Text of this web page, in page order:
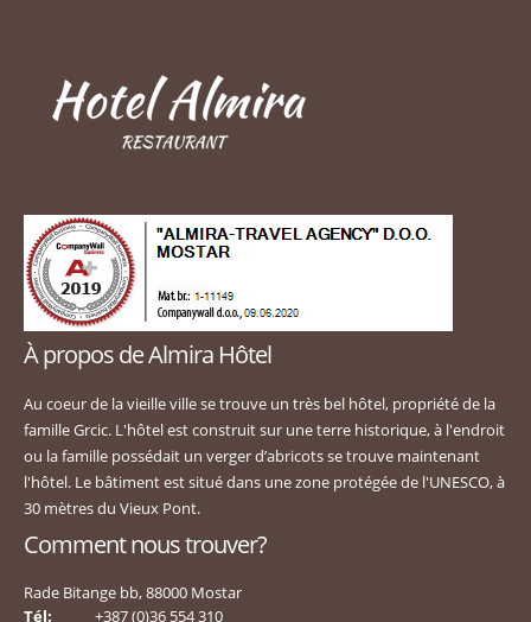
À propos de Almira Hôtel
Au coeur de la vieille ville se trouve un très bel hôtel, propriété de la
famille Grcic. L'hôtel est construit sur une terre historique, à l'endroit
ou la famille possédait un verger d’abricots se trouve maintenant
l'hôtel. Le bâtiment est situé dans une zone protégée de l'UNESCO, à
30 mètres du Vieux Pont.
Comment nous trouver?
Rade Bitange bb, 88000 Mostar
Tél:
+387 (0)36 554 310